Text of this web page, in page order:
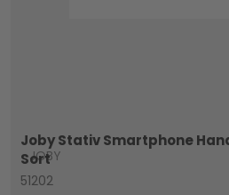
Joby Stativ Smartphone
Sort
JOBY
51202